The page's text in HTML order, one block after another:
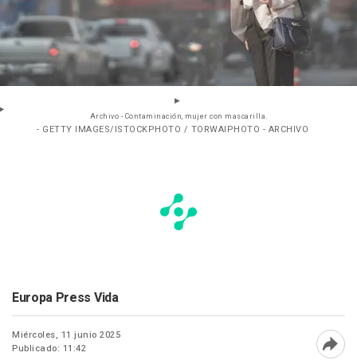
Archivo - Contaminación, mujer con mascarilla.
- GETTY IMAGES/ISTOCKPHOTO / TORWAIPHOTO - ARCHIVO
Europa Press Vida
Miércoles, 11 junio 2025
Publicado: 11:42